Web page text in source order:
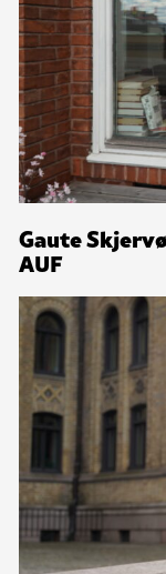
Gaute
AUF